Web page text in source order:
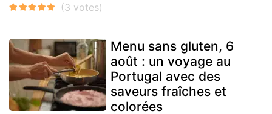
Menu sans gluten, 6
août : un voyage au
Portugal avec des
saveurs fraîches et
colorées